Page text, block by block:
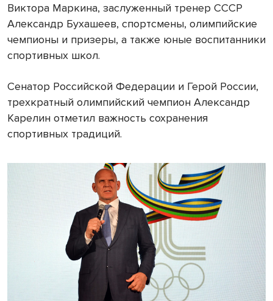
Виктора Маркина, заслуженный тренер СССР
Александр Бухашеев, спортсмены, олимпийские
чемпионы и призеры, а также юные воспитанники
спортивных школ.
Сенатор Российской Федерации и Герой России,
трехкратный олимпийский чемпион Александр
Карелин отметил важность сохранения
спортивных традиций.